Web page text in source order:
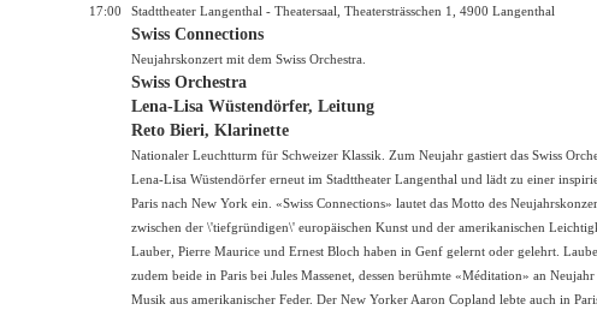
17:00 Stadttheater Langenthal - Theatersaal, Theatersträsschen 1, 4900 Langenthal
Swiss Connections
Neujahrskonzert mit dem Swiss Orchestra.
Swiss Orchestra
Lena-Lisa Wüstendörfer, Leitung
Reto Bieri, Klarinette
Nationaler Leuchtturm für Schweizer Klassik. Zum Neujahr gastiert das Swiss
Lena-Lisa Wüstendörfer erneut im Stadttheater Langenthal und lädt zu einer
Paris nach New York ein. «Swiss Connections» lautet das Motto des
zwischen der \'tiefgründigen\' europäischen Kunst und der amerikanischen
Lauber, Pierre Maurice und Ernest Bloch haben in Genf gelernt oder gelehrt.
zudem beide in Paris bei Jules Massenet, dessen berühmte «Méditation» an
Musik aus amerikanischer Feder. Der New Yorker Aaron Copland lebte auch in